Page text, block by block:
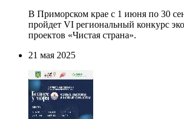
В Приморском крае с 1 июня по 30
пройдет VI региональный конкурс
проектов «Чистая страна».
21 мая 2025